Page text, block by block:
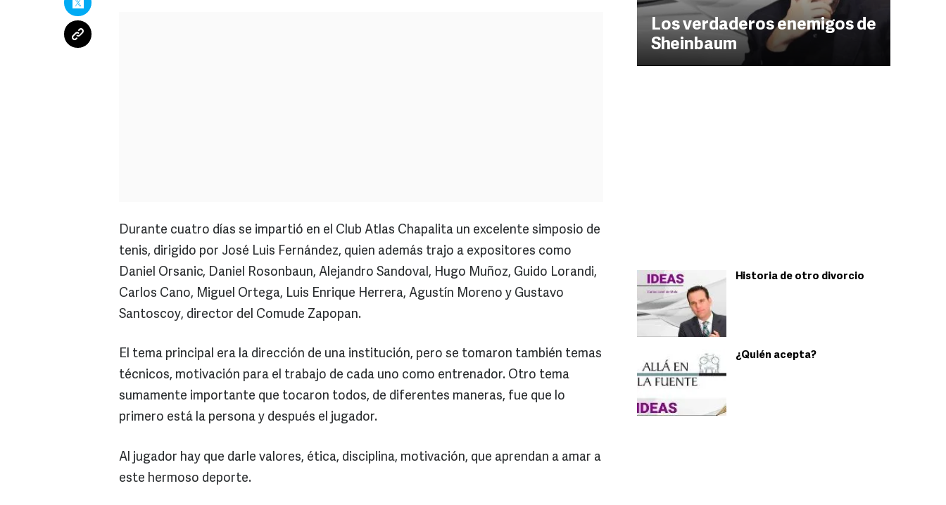
Los verdaderos enemigos de
Sheinbaum
Historia de otro divorcio
¿Quién acepta?
Durante cuatro días se impartió en el Club Atlas Chapalita un excelente simposio de
tenis, dirigido por José Luis Fernández, quien además trajo a expositores como
Daniel Orsanic, Daniel Rosonbaun, Alejandro Sandoval, Hugo Muñoz, Guido Lorandi,
Carlos Cano, Miguel Ortega, Luis Enrique Herrera, Agustín Moreno y Gustavo
Santoscoy, director del Comude Zapopan.
El tema principal era la dirección de una institución, pero se tomaron también temas
técnicos, motivación para el trabajo de cada uno como entrenador. Otro tema
sumamente importante que tocaron todos, de diferentes maneras, fue que lo
primero está la persona y después el jugador.
Al jugador hay que darle valores, ética, disciplina, motivación, que aprendan a amar a
este hermoso deporte.